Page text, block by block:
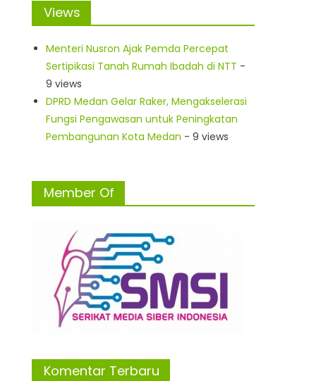
Views
Menteri Nusron Ajak Pemda Percepat
Sertipikasi Tanah Rumah Ibadah di NTT -
9 views
DPRD Medan Gelar Raker, Mengakselerasi
Fungsi Pengawasan untuk Peningkatan
Pembangunan Kota Medan - 9 views
Member Of
Komentar Terbaru